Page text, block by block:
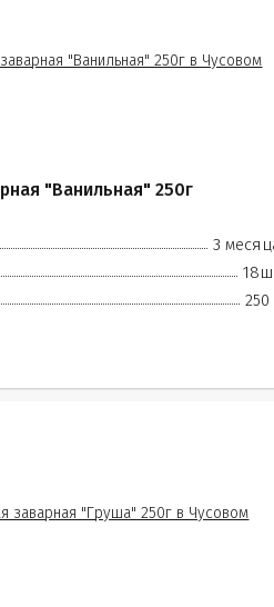
"Ванильная" 250г
3
250